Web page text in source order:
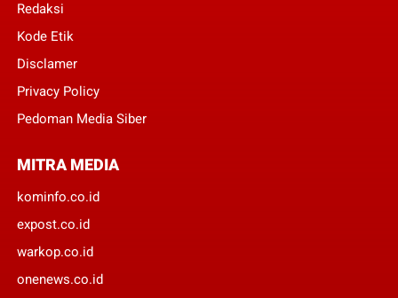
Redaksi
Kode Etik
Disclamer
Privacy Policy
Pedoman Media Siber
MITRA MEDIA
kominfo.co.id
expost.co.id
warkop.co.id
onenews.co.id